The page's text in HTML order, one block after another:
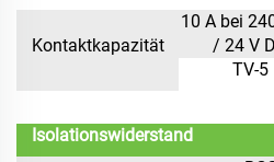
Kontaktkapazität
10 A bei
/ 24 V
TV-5
Isolationswiderstand